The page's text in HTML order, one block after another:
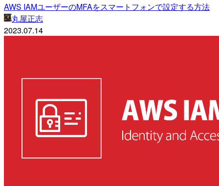
AWS IAMユーザーのMFAをスマートフォンで設定する方法
丸屋正志
2023.07.14